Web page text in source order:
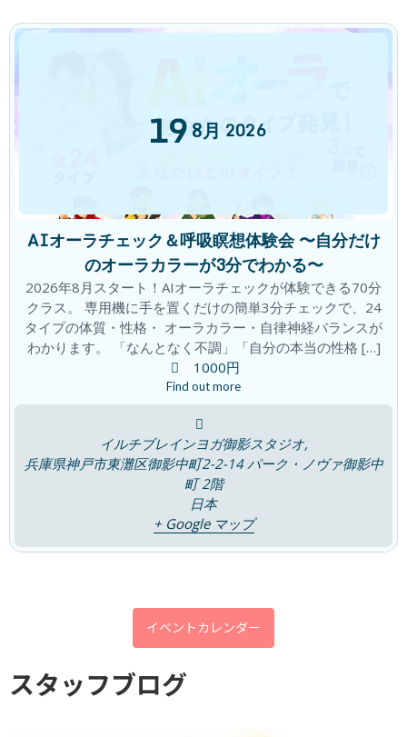
2026年6月11日
カテゴリー
チャレンジ
キャンペーン
体験談
アーカイブ
2026年6月
2026年2月
19 8月 2026
AIオーラチェック＆呼吸瞑想体験会 〜自分だけ
のオーラカラーが3分でわかる〜
2026年8月スタート！AIオーラチェックが体験できる70分
クラス。 専用機に手を置くだけの簡単3分チェックで、24
タイプの体質・性格・ オーラカラー・自律神経バランスが
わかります。 「なんとなく不調」「自分の本当の性格 […]
1000円
Find out more
イルチブレインヨガ御影スタジオ,
兵庫県神戸市東灘区御影中町2-2-14 パーク・ノヴァ御影中
町 2階
日本
+ Google マップ
イベントカレンダー
スタッフブログ